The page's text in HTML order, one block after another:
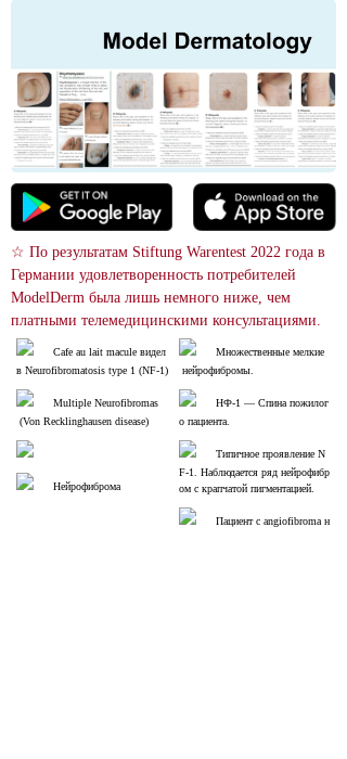
☆ По результатам Stiftung Warentest 2022 года в
Германии удовлетворенность потребителей
ModelDerm была лишь немного ниже, чем
платными телемедицинскими консультациями.
Cafe au lait macule видел
в Neurofibromatosis type 1 (NF-1)
Multiple Neurofibromas
(Von Recklinghausen disease)
Нейрофиброма
Множественные мелкие
нейрофибромы.
НФ-1 ― Спина пожилог
о пациента.
Типичное проявление N
F-1. Наблюдается ряд нейрофибр
ом с крапчатой ​​пигментацией.
Пациент с angiofibroma н